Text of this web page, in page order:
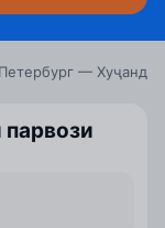
— Хуҷанд